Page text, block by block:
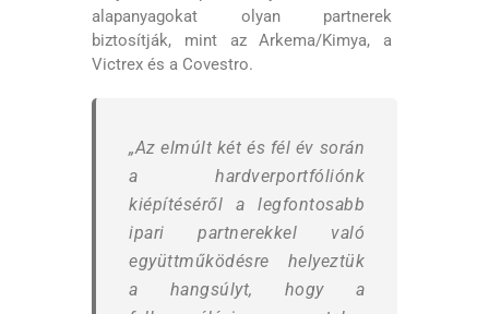
alapanyagokat olyan partnerek
biztosítják, mint az Arkema/Kimya, a
Victrex és a Covestro.
„Az elmúlt két és fél év során
a hardverportfóliónk
kiépítéséről a legfontosabb
ipari partnerekkel való
együttműködésre helyeztük
a hangsúlyt, hogy a